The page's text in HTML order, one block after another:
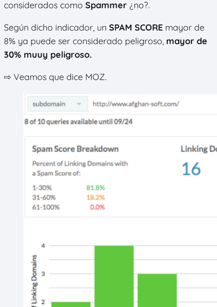
considerados como Spammer ¿no?.
Según dicho indicador, un SPAM SCORE mayor de
8% ya puede ser considerado peligroso, mayor de
30% muuy peligroso.
⇨ Veamos que dice MOZ.